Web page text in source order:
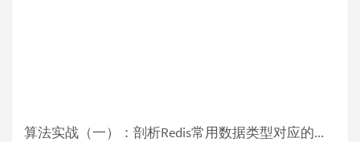
算法实战（一）：剖析Redis常用数据类型对应的数据结构